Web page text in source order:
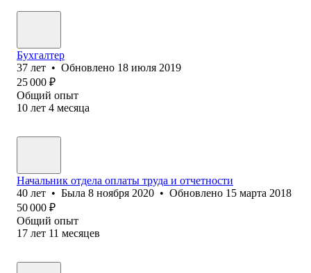
Бухгалтер
37 лет • Обновлено 18 июля 2019
25 000 ₽
Общий опыт
10 лет 4 месяца
Начальник отдела оплаты труда и отчетности
40 лет • Была 8 ноября 2020 • Обновлено 15 марта 2018
50 000 ₽
Общий опыт
17 лет 11 месяцев